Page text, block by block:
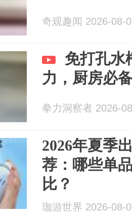
奇观趣闻 2026-08-
免打孔水
力，厨房必
拳力洞察者 2026-
2026年夏季
荐：哪些单
比？
珈游世界 2026-08-